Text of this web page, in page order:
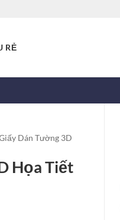
RẺ
Dán Tường 3D
Họa Tiết